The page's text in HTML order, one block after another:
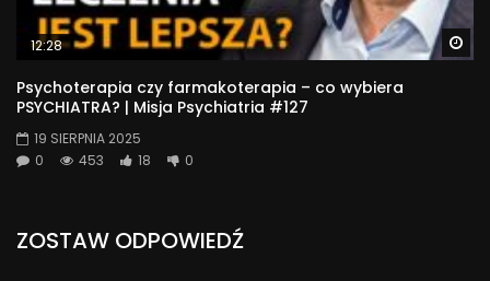
12:28
Psychoterapia czy farmakoterapia – co wybiera
PSYCHIATRA? | Misja Psychiatria #127
19 SIERPNIA 2025
0
453 18 0
ZOSTAW ODPOWIEDŹ